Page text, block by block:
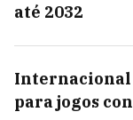
até 2032
Internacional
para jogos